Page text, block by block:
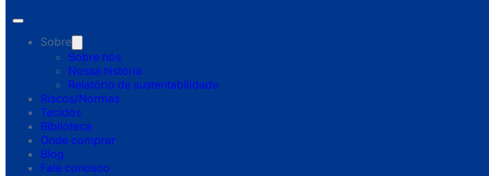
Sobre
Sobre nós
Nossa história
Relatório de sustentabilidade
Riscos/Normas
Tecidos
Biblioteca
Onde comprar
Blog
Fale conosco